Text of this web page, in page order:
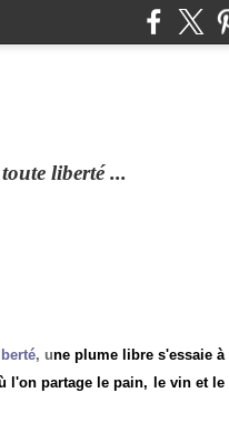
liberté ...
, une plume libre s'essaie à
l'on partage le pain, le vin et